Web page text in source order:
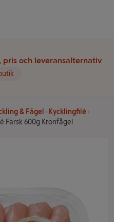
och leveransalternativ
& Fågel
Kycklingfilé
Färsk 600g Kronfågel